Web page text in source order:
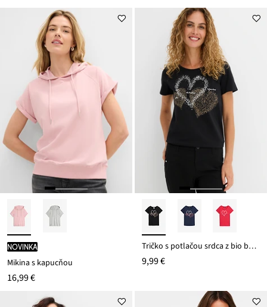
novinka
Mikina s kapucňou
16,99 €
Tričko s potlačou srdca z bio bavlny
9,99 €